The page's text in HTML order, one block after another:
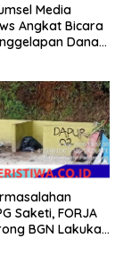
Media
Angkat Bicara
Dana
Bawa
Saketi, FORJA
BGN Lakukan